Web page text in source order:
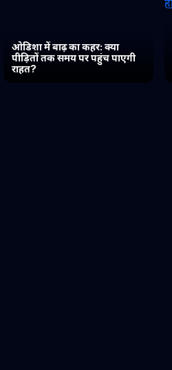
ओडिशा में बाढ़ का कहर: क्या
पीड़ितों तक समय पर पहुंच पाएगी
राहत?